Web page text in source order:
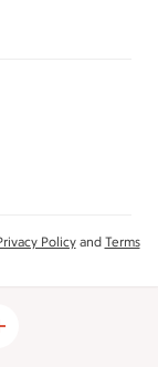
Policyand Terms